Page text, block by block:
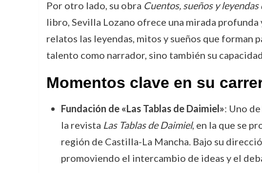
Por otro lado, su obra Cuentos, sueños y leyendas
libro, Sevilla Lozano ofrece una mirada
relatos las leyendas, mitos y sueños que forman
talento como narrador, sino también su
Momentos clave en su
Fundación de «Las Tablas de Daimiel»: Uno
la revista Las Tablas de Daimiel, en la que se
región de Castilla-La Mancha. Bajo su
promoviendo el intercambio de ideas y el